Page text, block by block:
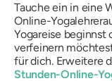
Tauche ein in eine
Online-
Yogareise
verfeinern
für dich. Erweitere
Stunden-Online-